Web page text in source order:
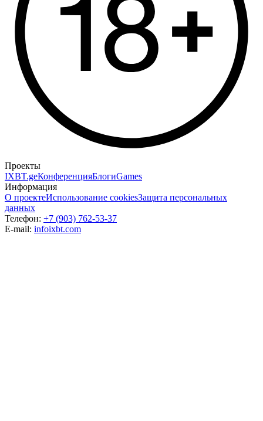
Проекты
IXBT.geКонференцияБлогиGames
Информация
О проектеИспользование cookiesЗащита персональных
данных
Телефон: +7 (903) 762-53-37
E-mail: infoixbt.com